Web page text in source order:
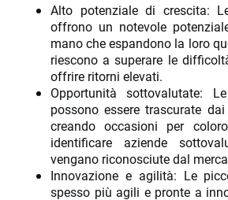
Alto potenziale di crescita:
offrono un notevole
mano che espandono la loro
riescono a superare le
offrire ritorni elevati.
Opportunità sottovalutate:
possono essere trascurate
creando occasioni per
identificare aziende
vengano riconosciute dal
Innovazione e agilità: Le
spesso più agili e pronte a